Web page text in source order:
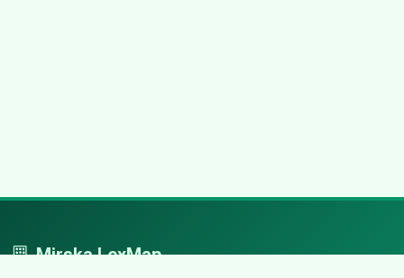
Mirska LexMap